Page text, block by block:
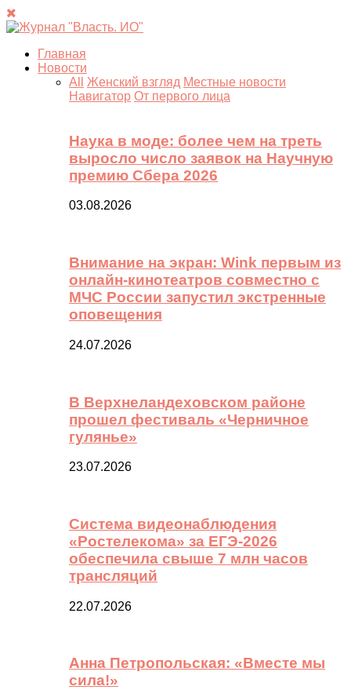
Главная
Новости
All
Женский взгляд Местные новости
Навигатор От первого лица
Наука в моде: более чем на треть
выросло число заявок на Научную
премию Сбера 2026
03.08.2026
Внимание на экран: Wink первым из
онлайн-кинотеатров совместно с
МЧС России запустил экстренные
оповещения
24.07.2026
В Верхнеландеховском районе
прошел фестиваль «Черничное
гулянье»
23.07.2026
Система видеонаблюдения
«Ростелекома» за ЕГЭ-2026
обеспечила свыше 7 млн часов
трансляций
22.07.2026
Анна Петропольская: «Вместе мы
сила!»